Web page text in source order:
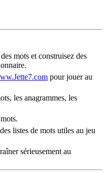
mots et construisez des
pour jouer au
les anagrammes, les
listes de mots utiles au jeu
sérieusement au